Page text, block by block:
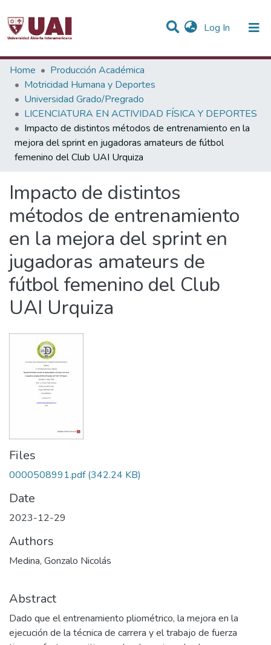
Log In (current)
Statistics
Communities & Collections
All of DSpace
Home
Producción Académica
Motricidad Humana y Deportes
Universidad Grado/Pregrado
LICENCIATURA EN ACTIVIDAD FÍSICA Y DEPORTES
Impacto de distintos métodos de entrenamiento en la
mejora del sprint en jugadoras amateurs de fútbol
femenino del Club UAI Urquiza
Impacto de distintos
métodos de entrenamiento
en la mejora del sprint en
jugadoras amateurs de
fútbol femenino del Club
UAI Urquiza
Files
0000508991.pdf (342.24 KB)
Date
2023-12-29
Authors
Medina, Gonzalo Nicolás
Abstract
Dado que el entrenamiento pliométrico, la mejora en la
ejecución de la técnica de carrera y el trabajo de fuerza